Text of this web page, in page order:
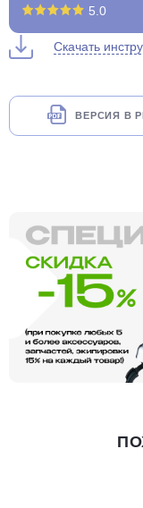
5.0
Скачать
ВЕРСИЯ В